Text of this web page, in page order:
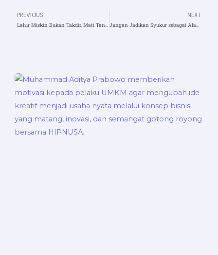
Prev
PREVIOUS
Lahir Miskin Bukan Takdir, Mati Tanpa Perjuangan Adalah Pilihan
NEXT
Jangan Jadikan Syukur sebagai Alasan Berhenti Berjuang